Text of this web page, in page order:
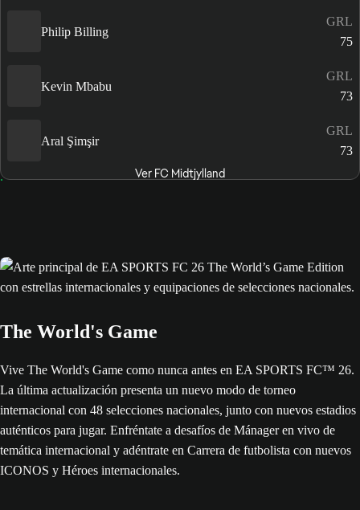
Philip Billing
GRL
75
Kevin Mbabu
GRL
73
Aral Şimşir
GRL
73
Ver FC Midtjylland
The World's Game
Vive The World's Game como nunca antes en EA SPORTS FC™ 26.
La última actualización presenta un nuevo modo de torneo
internacional con 48 selecciones nacionales, junto con nuevos estadios
auténticos para jugar. Enfréntate a desafíos de Mánager en vivo de
temática internacional y adéntrate en Carrera de futbolista con nuevos
ICONOS y Héroes internacionales.